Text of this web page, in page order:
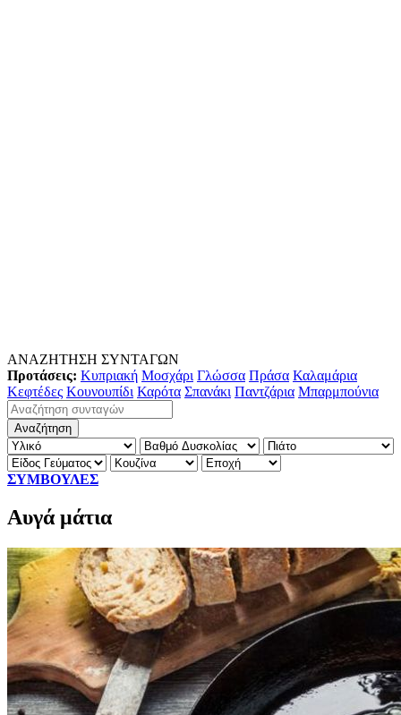
ΑΝΑΖΗΤΗΣΗ ΣΥΝΤΑΓΩΝ
Προτάσεις: Κυπριακή Μοσχάρι Γλώσσα Πράσα Καλαμάρια
Κεφτέδες Κουνουπίδι Καρότα Σπανάκι Παντζάρια Μπαρμπούνια
ΣΥΜΒΟΥΛΕΣ
Αυγά μάτια